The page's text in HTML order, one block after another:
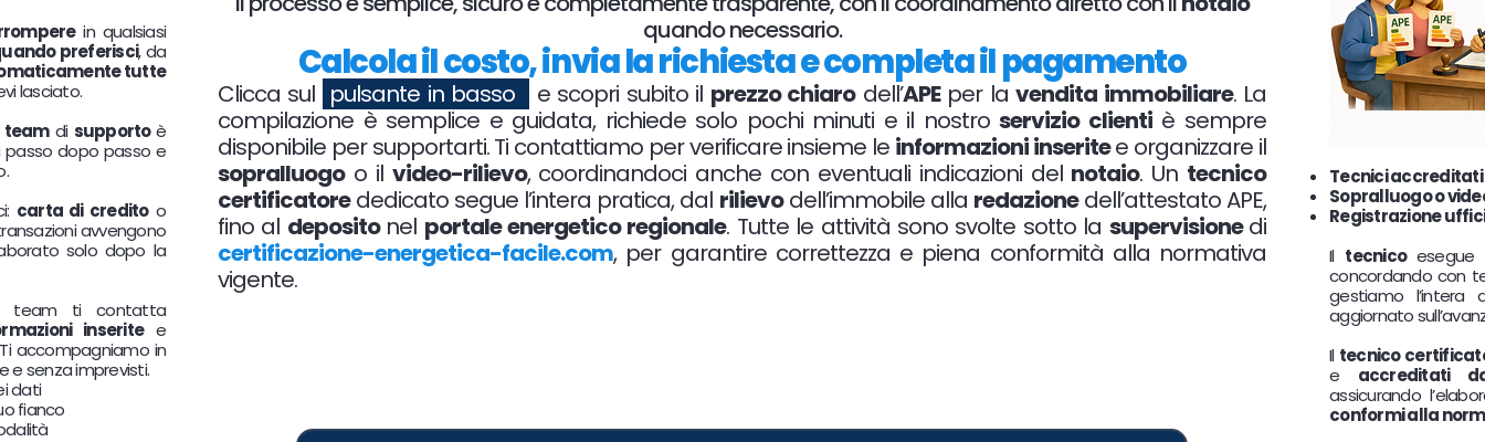
in qualsiasi
preferisci, da
tutte
lasciato.
teamdi supportoè
dopo passo e
carta di creditoo
avvengono
solo dopo la
team ti contatta
inseritee
accompagniamo in
e senza imprevisti.
dati
fianco
quando necessario.
Calcola il costo, invia la richiesta e completa il pagamento
Clicca sul pulsante in basso e scopri subito il prezzo chiarodell’APEper lavendita immobiliare. La
compilazione è semplice e guidata, richiede solo pochi minuti e il nostroservizio clientiè sempre
disponibile per supportarti. Ti contattiamo per verificare insieme le informazioni inseritee organizzare il
sopralluogoo il video-rilievo, coordinandoci anche con eventuali indicazioni del notaio. Un tecnico
certificatorededicato segue l’intera pratica, dal rilievodell’immobile alla redazionedell’attestato APE,
fino al deposito nel portale energetico regionale. Tutte le attività sono svolte sotto la supervisionedi
certificazione-energetica-facile.com, per garantire correttezza e piena conformità alla normativa
vigente.
Tecnici accreditati
Sopralluogo o
Registrazione
Il tecnico
concordando con
gestiamo
aggiornato
Il tecnico
e accreditati
assicurando
conformi alla